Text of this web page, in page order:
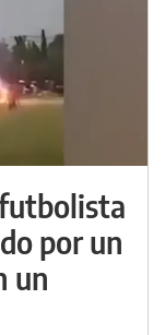
por un
un